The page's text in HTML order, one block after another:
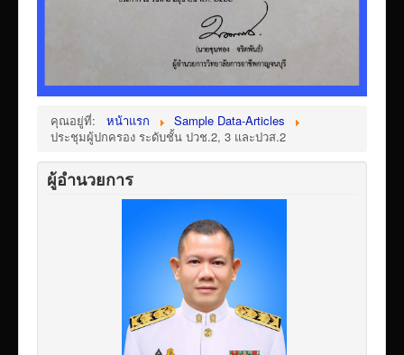
คุณอยู่ที่: หน้าแรก
Sample Data-Articles
ประชุมผู้ปกครอง ระดับชั้น ปวช.2, 3 และปวส.2
ผู้อำนวยการ